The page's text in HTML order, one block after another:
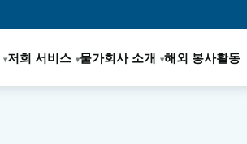
저희 서비스 물가회사 소개 해외 봉사활동